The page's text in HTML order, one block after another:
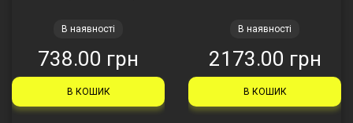
В наявності
738.00 грн
В КОШИК
В наявності
2173.00 грн
В КОШИК